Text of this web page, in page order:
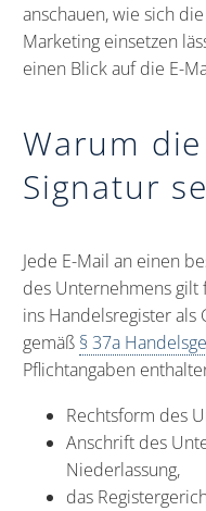
anschauen, wie sich
Marketing einsetzen
einen Blick auf die E-
Warum
Signatur
Jede E-Mail an einen
des Unternehmens
ins Handelsregister als
gemäß § 37a
Pflichtangaben
Rechtsform des
Anschrift des
Niederlassung,
das